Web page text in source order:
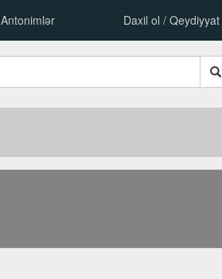
Antonimlər Daxil ol / Qeydiyyat